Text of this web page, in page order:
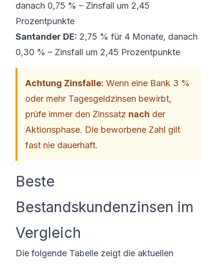
danach 0,75 % – Zinsfall um 2,45
Prozentpunkte
Santander DE: 2,75 % für 4 Monate, danach
0,30 % – Zinsfall um 2,45 Prozentpunkte
Achtung Zinsfalle: Wenn eine Bank 3 %
oder mehr Tagesgeldzinsen bewirbt,
prüfe immer den Zinssatz nach der
Aktionsphase. Die beworbene Zahl gilt
fast nie dauerhaft.
Beste
Bestandskundenzinsen im
Vergleich
Die folgende Tabelle zeigt die aktuellen